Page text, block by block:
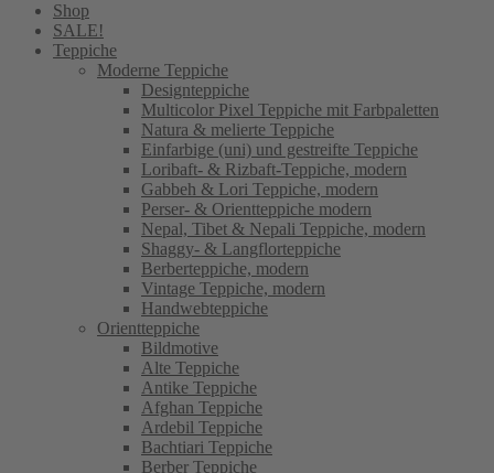
Shop
SALE!
Teppiche
Moderne Teppiche
Designteppiche
Multicolor Pixel Teppiche mit Farbpaletten
Natura & melierte Teppiche
Einfarbige (uni) und gestreifte Teppiche
Loribaft- & Rizbaft-Teppiche, modern
Gabbeh & Lori Teppiche, modern
Perser- & Orientteppiche modern
Nepal, Tibet & Nepali Teppiche, modern
Shaggy- & Langflorteppiche
Berberteppiche, modern
Vintage Teppiche, modern
Handwebteppiche
Orientteppiche
Bildmotive
Alte Teppiche
Antike Teppiche
Afghan Teppiche
Ardebil Teppiche
Bachtiari Teppiche
Berber Teppiche